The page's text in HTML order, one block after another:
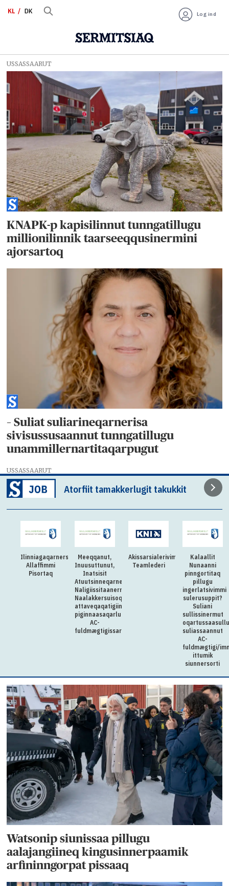
KL DK Log ind
Tag:
retten
grønland
USSASSAARUT
KNAPK-p kapisilinnut tunngatillugu
millionilinnik taarseeqqusinermini
ajorsartoq
– Suliat suliarineqarnerisa
sivisussusaannut tunngatillugu
unammillernartitaqarpugut
USSASSAARUT
Atorfiit tamakkerlugit takukkit
Ilinniagaqarnersiuteqartitsivimmi
Allaffimmi
Pisortaq
Meeqqanut,
Inuusuttunut,
Inatsisit
Atuutsinneqarnerannut
Naligiissitaanermullu
Naalakkersuisoqarfik
attaveqaqatigiinnermut
piginnaasaqarluartumik
AC-
fuldmægtigissarsiorpoq
Akissarsialerivimmi
Teamlederi
Kalaallit
Nunaanni
pinngortitaq
pillugu
ingerlatsivimmi
sulerusuppit?
Suliani
sullissinermut
oqartussaasullu
suliassaannut
AC-
fuldmægtigi/
ittumik
siunnersorti
Watsonip siunissaa pillugu
aalajangiineq kingusinnerpaamik
arfininngorpat pissaaq